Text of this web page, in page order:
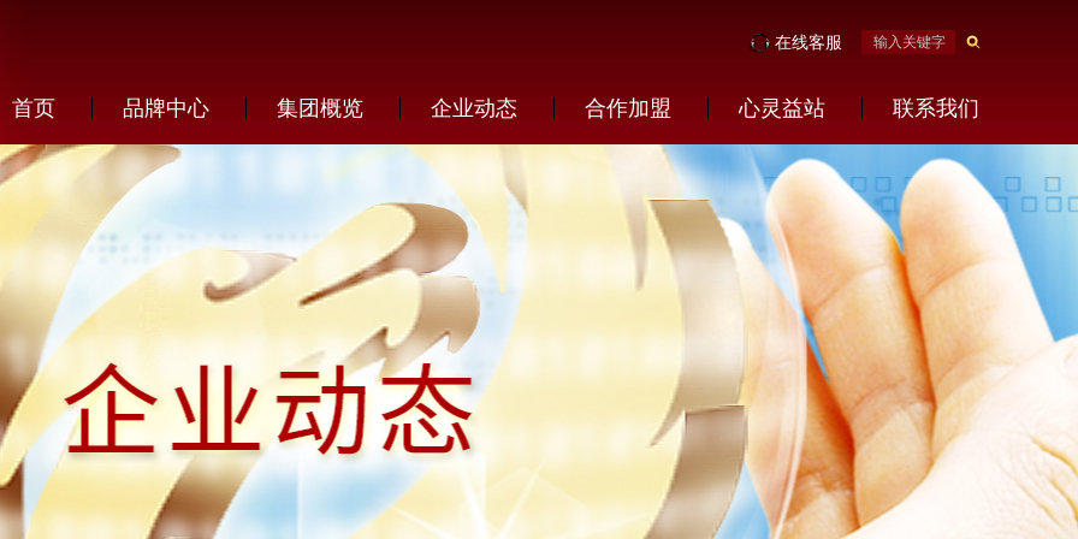
在线客服
首页 品牌中心
芙尔蔓
集团概览
发展历程 企业文化 社会公益
企业动态
企业新闻 人才招聘
合作加盟
加盟优势 在线申请
心灵益站 联系我们